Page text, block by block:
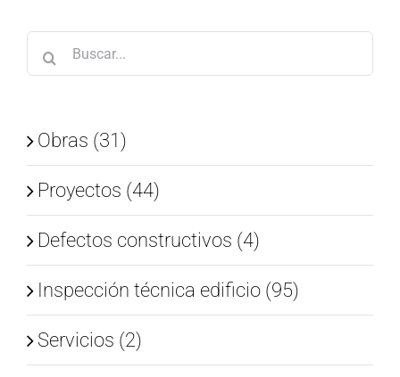
Buscar:
Obras (31)
Proyectos (44)
Defectos constructivos (4)
Inspección técnica edificio (95)
Servicios (2)